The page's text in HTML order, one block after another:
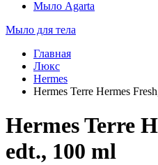
Мыло Agarta
Мыло для тела
Главная
Люкс
Hermes
Hermes Terre Hermes
Hermes Terre
edt., 100 ml